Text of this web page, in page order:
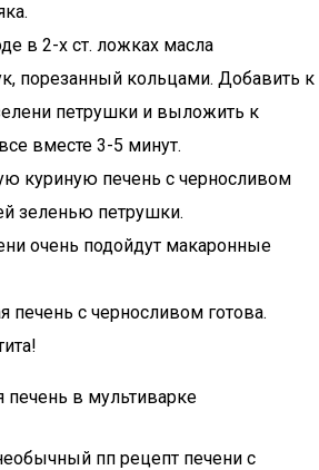
в 2-х ст. ложках масла
порезанный кольцами. Добавить к
петрушки и выложить к
вместе 3-5 минут.
куриную печень с черносливом
зеленью петрушки.
очень подойдут макаронные
печень с черносливом готова.
печень в мультиварке
пп рецепт печени с